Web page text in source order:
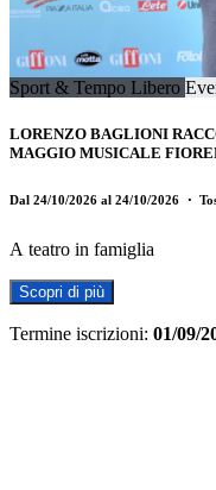
Sport & Tempo Libero
LORENZO BAGLIONI
MAGGIO MUSICALE
Dal 24/10/2026 al 24/10/2026 ・
A teatro in famiglia
Scopri di più
Termine iscrizioni: 01/09/